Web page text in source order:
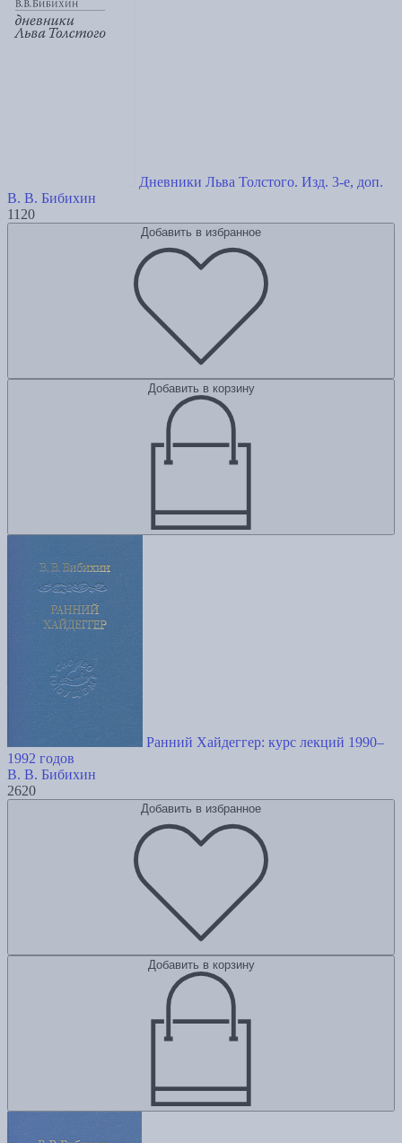
Дневники Льва Толстого. Изд. 3-е, доп.
В. В. Бибихин
1120
Добавить в избранное
Добавить в корзину
Ранний Хайдеггер: курс лекций 1990–
1992 годов
В. В. Бибихин
2620
Добавить в избранное
Добавить в корзину